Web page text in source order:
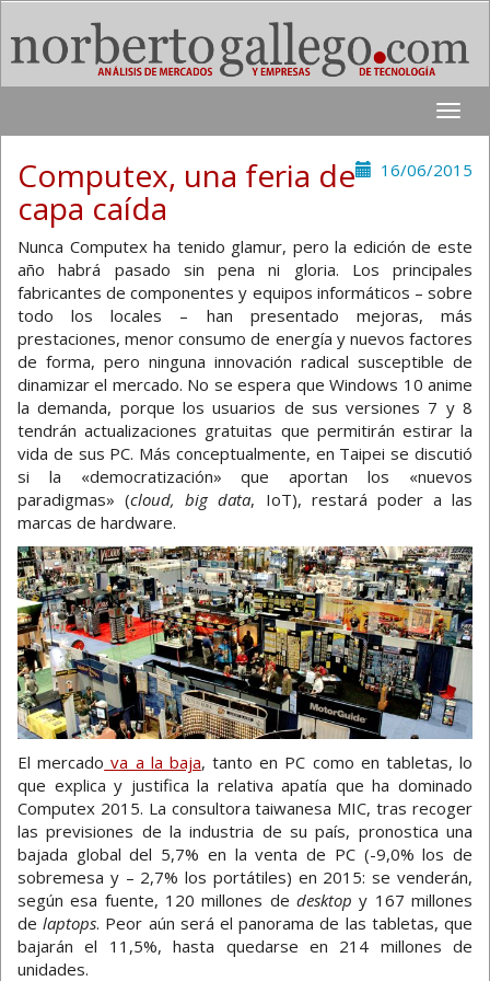
Toggle
16/06/2015
Computex, una feria de
capa caída
Nunca Computex ha tenido glamur, pero la edición de este
año habrá pasado sin pena ni gloria. Los principales
fabricantes de componentes y equipos informáticos – sobre
todo los locales – han presentado mejoras, más
prestaciones, menor consumo de energía y nuevos factores
de forma, pero ninguna innovación radical susceptible de
dinamizar el mercado. No se espera que Windows 10 anime
la demanda, porque los usuarios de sus versiones 7 y 8
tendrán actualizaciones gratuitas que permitirán estirar la
vida de sus PC. Más conceptualmente, en Taipei se discutió
si la «democratización» que aportan los «nuevos
paradigmas» (cloud, big data, IoT), restará poder a las
marcas de hardware.
El mercado va a la baja, tanto en PC como en tabletas, lo
que explica y justifica la relativa apatía que ha dominado
Computex 2015. La consultora taiwanesa MIC, tras recoger
las previsiones de la industria de su país, pronostica una
bajada global del 5,7% en la venta de PC (-9,0% los de
sobremesa y – 2,7% los portátiles) en 2015: se venderán,
según esa fuente, 120 millones de desktop y 167 millones
de laptops. Peor aún será el panorama de las tabletas, que
bajarán el 11,5%, hasta quedarse en 214 millones de
unidades.